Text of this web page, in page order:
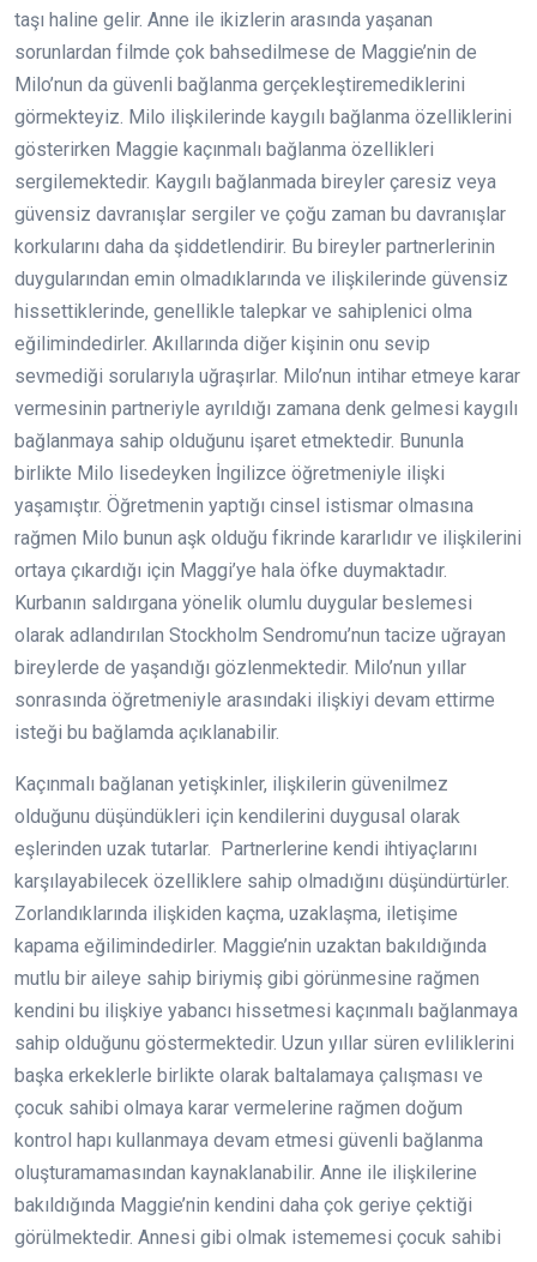
taşı haline gelir. Anne ile ikizlerin arasında yaşanan
sorunlardan filmde çok bahsedilmese de Maggie’nin de
Milo’nun da güvenli bağlanma gerçekleştiremediklerini
görmekteyiz. Milo ilişkilerinde kaygılı bağlanma özelliklerini
gösterirken Maggie kaçınmalı bağlanma özellikleri
sergilemektedir. Kaygılı bağlanmada bireyler çaresiz veya
güvensiz davranışlar sergiler ve çoğu zaman bu davranışlar
korkularını daha da şiddetlendirir. Bu bireyler partnerlerinin
duygularından emin olmadıklarında ve ilişkilerinde güvensiz
hissettiklerinde, genellikle talepkar ve sahiplenici olma
eğilimindedirler. Akıllarında diğer kişinin onu sevip
sevmediği sorularıyla uğraşırlar. Milo’nun intihar etmeye karar
vermesinin partneriyle ayrıldığı zamana denk gelmesi kaygılı
bağlanmaya sahip olduğunu işaret etmektedir. Bununla
birlikte Milo lisedeyken İngilizce öğretmeniyle ilişki
yaşamıştır. Öğretmenin yaptığı cinsel istismar olmasına
rağmen Milo bunun aşk olduğu fikrinde kararlıdır ve ilişkilerini
ortaya çıkardığı için Maggi’ye hala öfke duymaktadır.
Kurbanın saldırgana yönelik olumlu duygular beslemesi
olarak adlandırılan Stockholm Sendromu’nun tacize uğrayan
bireylerde de yaşandığı gözlenmektedir. Milo’nun yıllar
sonrasında öğretmeniyle arasındaki ilişkiyi devam ettirme
isteği bu bağlamda açıklanabilir.
Kaçınmalı bağlanan yetişkinler, ilişkilerin güvenilmez
olduğunu düşündükleri için kendilerini duygusal olarak
eşlerinden uzak tutarlar. Partnerlerine kendi ihtiyaçlarını
karşılayabilecek özelliklere sahip olmadığını düşündürtürler.
Zorlandıklarında ilişkiden kaçma, uzaklaşma, iletişime
kapama eğilimindedirler. Maggie’nin uzaktan bakıldığında
mutlu bir aileye sahip biriymiş gibi görünmesine rağmen
kendini bu ilişkiye yabancı hissetmesi kaçınmalı bağlanmaya
sahip olduğunu göstermektedir. Uzun yıllar süren evliliklerini
başka erkeklerle birlikte olarak baltalamaya çalışması ve
çocuk sahibi olmaya karar vermelerine rağmen doğum
kontrol hapı kullanmaya devam etmesi güvenli bağlanma
oluşturamamasından kaynaklanabilir. Anne ile ilişkilerine
bakıldığında Maggie’nin kendini daha çok geriye çektiği
görülmektedir. Annesi gibi olmak istememesi çocuk sahibi